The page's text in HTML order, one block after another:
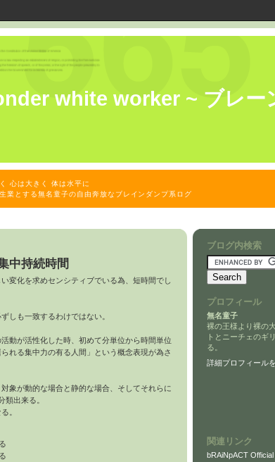
white worker ~ ブレー
心は大きく 体は水平に
業とする無名童子の自由奔放なブレインダンプ系ログ
中持続時間
変化を求めセンシティブでいる為、短時間でし
しも一致するわけではない。
動が活性化した時、初めて分単位から時間単位
れる集中力の有る人間」という概念表現が為さ
象が動的な場合と静的な場合、そしてそれらに
類出来る。
。
ブログ内検索
プロフィール
無名童子
裸の王様より裸の
トとニーチェのギ
る。
詳細プロフィール
関連リンク
bRAiNpACT Official